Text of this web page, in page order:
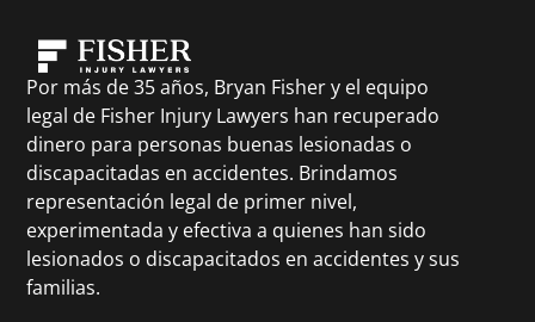
Por más de 35 años, Bryan Fisher y el equipo
legal de Fisher Injury Lawyers han recuperado
dinero para personas buenas lesionadas o
discapacitadas en accidentes. Brindamos
representación legal de primer nivel,
experimentada y efectiva a quienes han sido
lesionados o discapacitados en accidentes y sus
familias.